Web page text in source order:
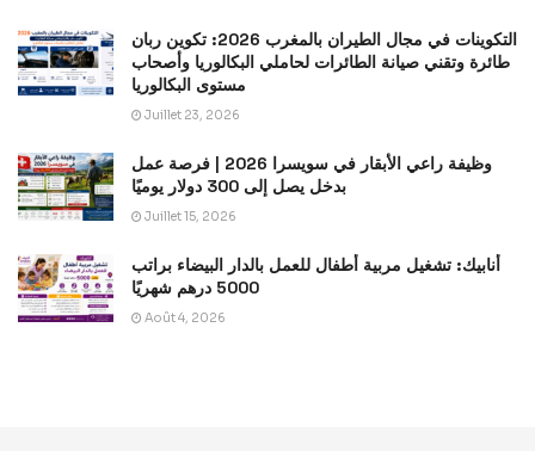
التكوينات في مجال الطيران بالمغرب 2026: تكوين ربان
طائرة وتقني صيانة الطائرات لحاملي البكالوريا وأصحاب
مستوى البكالوريا
Juillet 23, 2026
وظيفة راعي الأبقار في سويسرا 2026 | فرصة عمل
بدخل يصل إلى 300 دولار يوميًا
Juillet 15, 2026
أنابيك: تشغيل مربية أطفال للعمل بالدار البيضاء براتب
5000 درهم شهريًا
Août 4, 2026